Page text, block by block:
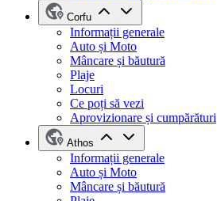
Corfu
Informații generale
Auto și Moto
Mâncare și băutură
Plaje
Locuri
Ce poți să vezi
Aprovizionare și cumpărături
Athos
Informații generale
Auto și Moto
Mâncare și băutură